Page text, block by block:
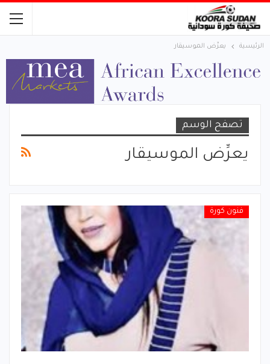
الرئيسية يعرِّض الموسيقار
تصفح الوسم
يعرِّض الموسيقار
فنون كورة